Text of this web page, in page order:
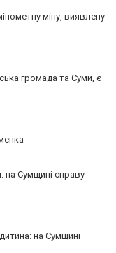
міну, виявлену
громада та Суми, є
на Сумщині справу
на Сумщині